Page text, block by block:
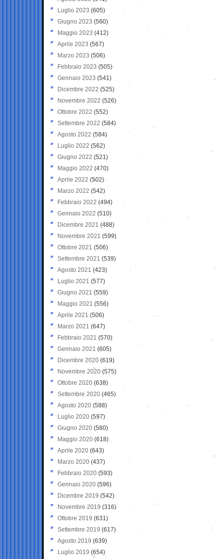
Luglio 2023 (605)
Giugno 2023 (560)
Maggio 2023 (412)
Aprile 2023 (567)
Marzo 2023 (506)
Febbraio 2023 (505)
Gennaio 2023 (541)
Dicembre 2022 (525)
Novembre 2022 (526)
Ottobre 2022 (552)
Settembre 2022 (584)
Agosto 2022 (584)
Luglio 2022 (562)
Giugno 2022 (521)
Maggio 2022 (470)
Aprile 2022 (502)
Marzo 2022 (542)
Febbraio 2022 (494)
Gennaio 2022 (510)
Dicembre 2021 (488)
Novembre 2021 (599)
Ottobre 2021 (506)
Settembre 2021 (539)
Agosto 2021 (423)
Luglio 2021 (577)
Giugno 2021(559)
Maggio 2021 (556)
Aprile 2021 (506)
Marzo 2021 (647)
Febbraio 2021 (570)
Gennaio 2021 (605)
Dicembre 2020 (619)
Novembre 2020 (575)
Ottobre 2020 (638)
Settembre 2020(465)
Agosto 2020 (588)
Luglio 2020 (597)
Giugno 2020 (580)
Maggio 2020 (618)
Aprile 2020 (643)
Marzo 2020 (437)
Febbraio 2020 (593)
Gennaio 2020 (596)
Dicembre 2019 (542)
Novembre 2019 (316)
Ottobre 2019 (631)
Settembre 2019 (617)
Agosto 2019 (639)
Luglio 2019 (654)